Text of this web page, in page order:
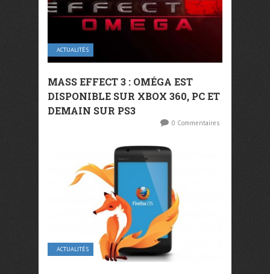
ACTUALITÉS
MASS EFFECT 3 : OMÉGA EST
DISPONIBLE SUR XBOX 360, PC ET
DEMAIN SUR PS3
0 Commentaires
ACTUALITÉS